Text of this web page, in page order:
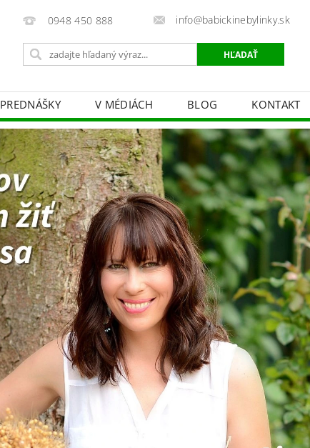
0948 450 888 info@babickinebylinky.sk
PREDNÁŠKY V MÉDIÁCH BLOG KONTAKT